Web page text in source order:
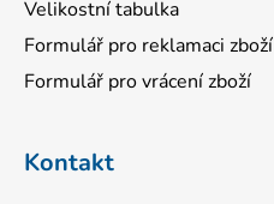
Velikostní tabulka
Formulář pro reklamaci zboží
Formulář pro vrácení zboží
Kontakt